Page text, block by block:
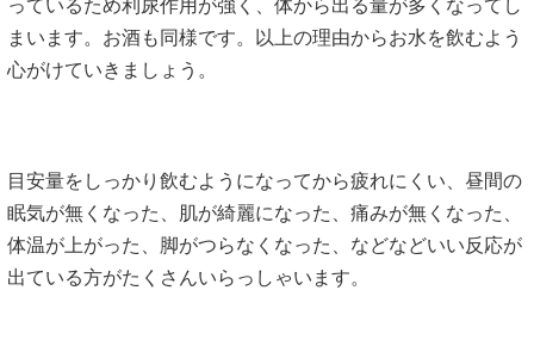
っているため利尿作用が強く、体から出る量が多くなってし
まいます。お酒も同様です。以上の理由からお水を飲むよう
心がけていきましょう。
目安量をしっかり飲むようになってから疲れにくい、昼間の
眠気が無くなった、肌が綺麗になった、痛みが無くなった、
体温が上がった、脚がつらなくなった、などなどいい反応が
出ている方がたくさんいらっしゃいます。